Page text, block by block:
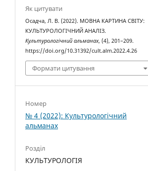
Як цитувати
Осадча, Л. В. (2022). МОВНА КАРТИНА СВІТУ:
КУЛЬТУРОЛОГІЧНИЙ АНАЛІЗ.
Культурологічний альманах, (4), 201–209.
https://doi.org/10.31392/cult.alm.2022.4.26
Формати цитування
Номер
№ 4 (2022): Культурологічний
альманах
Розділ
КУЛЬТУРОЛОГІЯ